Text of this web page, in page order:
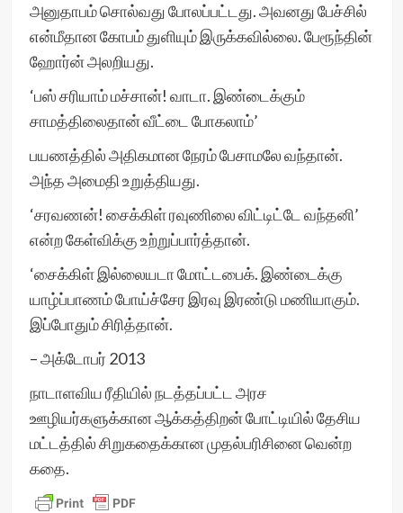
அனுதாபம் சொல்வது போலப்பட்டது. அவனது பேச்சில்
என்மீதான கோபம் துளியும் இருக்கவில்லை. பேரூந்தின்
ஹோர்ன் அலறியது.
‘பஸ் சரியாம் மச்சான்! வாடா. இண்டைக்கும்
சாமத்திலைதான் வீட்டை போகலாம்’
பயணத்தில் அதிகமான நேரம் பேசாமலே வந்தான்.
அந்த அமைதி உறுத்தியது.
‘சரவணன்! சைக்கிள் ரவுணிலை விட்டிட்டே வந்தனி’
என்ற கேள்விக்கு உற்றுப்பார்த்தான்.
‘சைக்கிள் இல்லையடா மோட்டபைக். இண்டைக்கு
யாழ்ப்பாணம் போய்ச்சேர இரவு இரண்டு மணியாகும்.
இப்போதும் சிரித்தான்.
– அக்டோபர் 2013
நாடாளவிய ரீதியில் நடத்தப்பட்ட அரச
ஊழியர்களுக்கான ஆக்கத்திறன் போட்டியில் தேசிய
மட்டத்தில் சிறுகதைக்கான முதல்பரிசினை வென்ற
கதை.